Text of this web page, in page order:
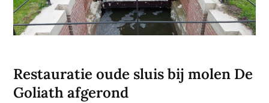
Restauratie oude sluis bij molen De
Goliath afgerond